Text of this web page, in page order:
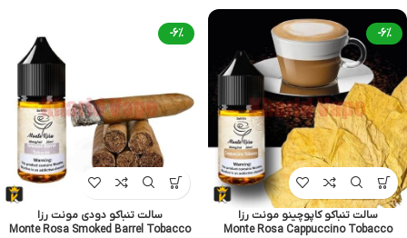
-6%
سالت تنباکو کاپوچینو مونت رزا
Monte Rosa Cappuccino Tobacco
-6%
سالت تنباکو دودی مونت رزا
Monte Rosa Smoked Barrel Tobacco